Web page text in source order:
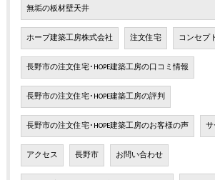
無垢の板材壁天井
ホープ建築工房株式会社 注文住宅 コンセプ
長野市の注文住宅･HOPE建築工房の口コミ情報
長野市の注文住宅･HOPE建築工房の評判
長野市の注文住宅･HOPE建築工房のお客様の声
アクセス 長野市 お問い合わせ